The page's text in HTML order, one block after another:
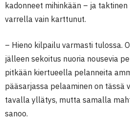
kadonneet mihinkään – ja taktinen
varrella vain karttunut.
– Hieno kilpailu varmasti tulossa.
jälleen sekoitus nuoria nousevia
pitkään kiertueella pelanneita
pääsarjassa pelaaminen on tässä
tavalla yllätys, mutta samalla
sanoo.